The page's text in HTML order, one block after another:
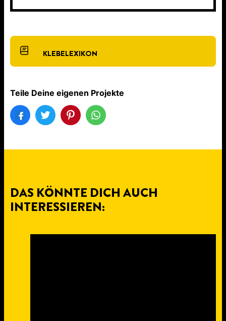
KLEBELEXIKON
Teile Deine eigenen Projekte
DAS KÖNNTE DICH AUCH
INTERESSIEREN: